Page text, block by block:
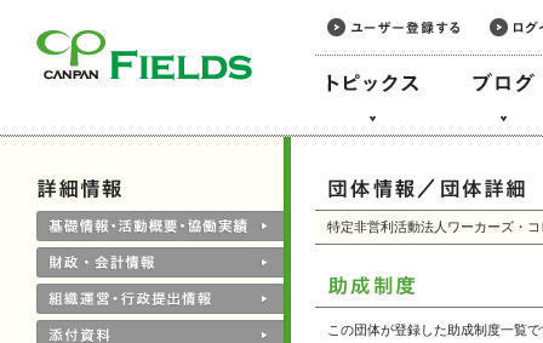
特定非営利活動法人ワーカーズ・
この団体が登録した助成制度一覧